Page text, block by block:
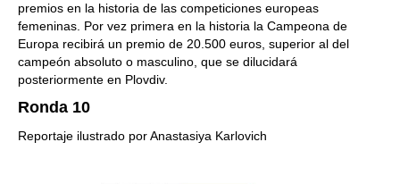
premios en la historia de las competiciones europeas
femeninas. Por vez primera en la historia la Campeona de
Europa recibirá un premio de 20.500 euros, superior al del
campeón absoluto o masculino, que se dilucidará
posteriormente en Plovdiv.
Ronda 10
Reportaje ilustrado por Anastasiya Karlovich